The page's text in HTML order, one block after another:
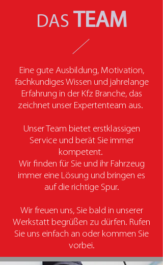
DAS TEAM
Eine gute Ausbildung, Motivation,
fachkundiges Wissen und jahrelange
Erfahrung in der Kfz Branche, das
zeichnet unser Expertenteam aus.
Unser Team bietet erstklassigen
Service und berät Sie immer
kompetent.
Wir finden für Sie und ihr Fahrzeug
immer eine Lösung und bringen es
auf die richtige Spur.
Wir freuen uns, Sie bald in unserer
Werkstatt begrüßen zu dürfen. Rufen
Sie uns einfach an oder kommen Sie
vorbei.